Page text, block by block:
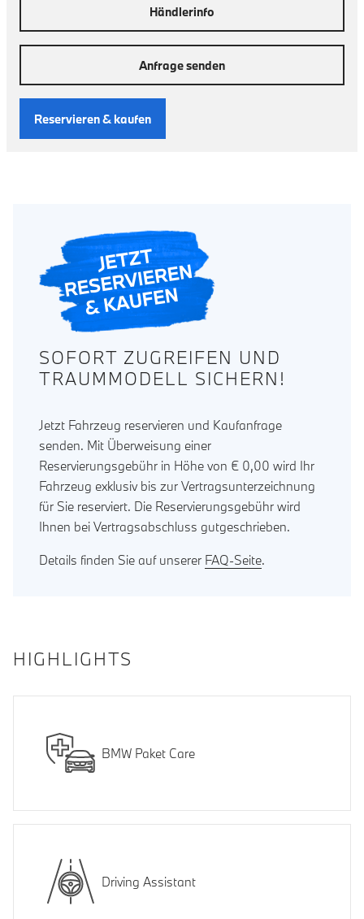
Händlerinfo
Anfrage senden
Reservieren & kaufen
SOFORT ZUGREIFEN UND
TRAUMMODELL SICHERN!
Jetzt Fahrzeug reservieren und Kaufanfrage
senden. Mit Überweisung einer
Reservierungsgebühr in Höhe von € 0,00 wird Ihr
Fahrzeug exklusiv bis zur Vertragsunterzeichnung
für Sie reserviert. Die Reservierungsgebühr wird
Ihnen bei Vertragsabschluss gutgeschrieben.
Details finden Sie auf unserer FAQ-Seite.
HIGHLIGHTS
BMW Paket Care
Driving Assistant